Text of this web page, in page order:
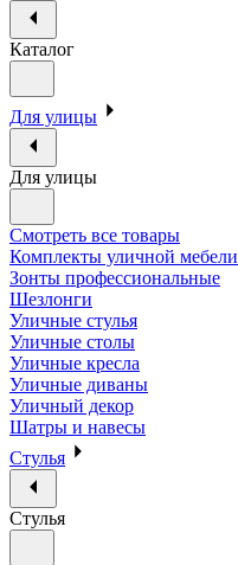
Каталог
Для улицы
Для улицы
Смотреть все товары
Комплекты уличной мебели
Зонты профессиональные
Шезлонги
Уличные стулья
Уличные столы
Уличные кресла
Уличные диваны
Уличный декор
Шатры и навесы
Стулья
Стулья